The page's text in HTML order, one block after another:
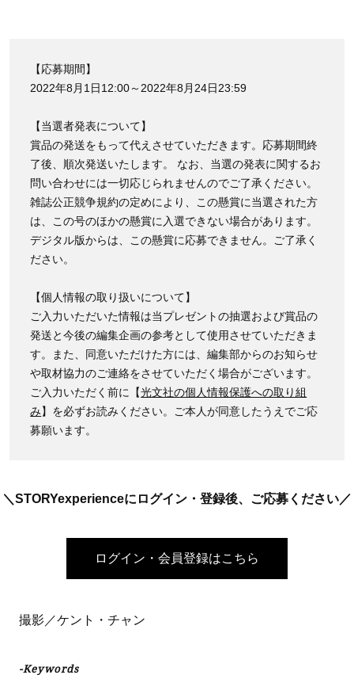
【応募期間】
2022年8月1日12:00～2022年8月24日23:59
【当選者発表について】
賞品の発送をもって代えさせていただきます。応募期間終
了後、順次発送いたします。 なお、当選の発表に関するお
問い合わせには一切応じられませんのでご了承ください。
雑誌公正競争規約の定めにより、この懸賞に当選された方
は、この号のほかの懸賞に入選できない場合があります。
デジタル版からは、この懸賞に応募できません。ご了承く
ださい。
【個人情報の取り扱いについて】
ご入力いただいた情報は当プレゼントの抽選および賞品の
発送と今後の編集企画の参考として使用させていただきま
す。また、同意いただけた方には、編集部からのお知らせ
や取材協力のご連絡をさせていただく場合がございます。
ご入力いただく前に【光文社の個人情報保護への取り組
み】を必ずお読みください。ご本人が同意したうえでご応
募願います。
＼STORYexperienceにログイン・登録後、ご応募ください／
ログイン・会員登録はこちら
撮影／ケント・チャン
-Keywords